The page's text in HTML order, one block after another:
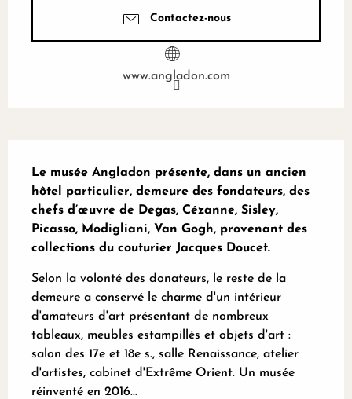
Contactez-nous
www.angladon.com
Le musée Angladon présente, dans un ancien
hôtel particulier, demeure des fondateurs, des
chefs d’œuvre de Degas, Cézanne, Sisley,
Picasso, Modigliani, Van Gogh, provenant des
collections du couturier Jacques Doucet.
Selon la volonté des donateurs, le reste de la
demeure a conservé le charme d'un intérieur
d'amateurs d'art présentant de nombreux
tableaux, meubles estampillés et objets d'art :
salon des 17e et 18e s., salle Renaissance, atelier
d'artistes, cabinet d'Extrême Orient. Un musée
réinventé en 2016...